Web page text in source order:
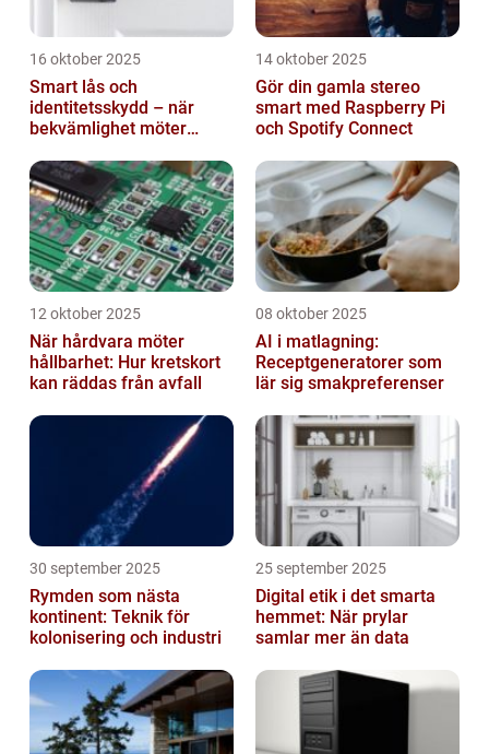
16 oktober 2025
Smart lås och
identitetsskydd – när
bekvämlighet möter
14 oktober 2025
Gör din gamla stereo
smart med Raspberry Pi
och Spotify Connect
12 oktober 2025
När hårdvara möter
hållbarhet: Hur kretskort
kan räddas från avfall
08 oktober 2025
AI i matlagning:
Receptgeneratorer som
lär sig smakpreferenser
30 september 2025
Rymden som nästa
kontinent: Teknik för
kolonisering och industri
25 september 2025
Digital etik i det smarta
hemmet: När prylar
samlar mer än data